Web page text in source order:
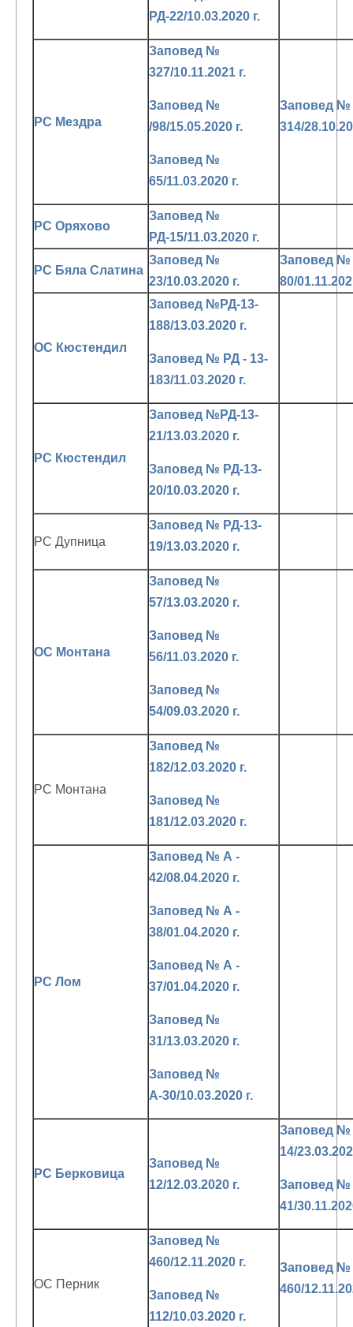
РД-22/10.03.2020 г.
РС Мездра
Заповед №
327/10.11.2021 г.
Заповед №
/98/15.05.2020 г.
Заповед №
65/11.03.2020 г.
Заповед №
314/
РС Оряхово
Заповед №
РД-15/11.03.2020 г.
РС Бяла Слатина
Заповед №
23/10.03.2020 г.
Заповед №
80/
ОС Кюстендил
Заповед №РД-13-
188/13.03.2020 г.
Заповед № РД - 13-
183/11.03.2020 г.
РС Кюстендил
Заповед №РД-13-
21/13.03.2020 г.
Заповед № РД-13-
20/10.03.2020 г.
РС Дупница
Заповед № РД-13-
19/13.03.2020 г.
ОС Монтана
Заповед №
57/13.03.2020 г.
Заповед №
56/11.03.2020 г.
Заповед №
54/09.03.2020 г.
РС Монтана
Заповед №
182/12.03.2020 г.
Заповед №
181/12.03.2020 г.
РС Лом
Заповед № А -
42/08.04.2020 г.
Заповед № А -
38/01.04.2020 г.
Заповед № А -
37/01.04.2020 г.
Заповед №
31/13.03.2020 г.
Заповед №
А-30/10.03.2020 г.
РС Берковица
Заповед №
12/12.03.2020 г.
Заповед №
14/
Заповед №
41/
ОС Перник
Заповед №
460/12.11.2020 г.
Заповед №
112/10.03.2020 г.
Заповед №
460/